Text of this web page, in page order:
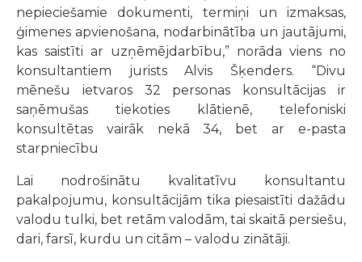
nepieciešamie dokumenti, termiņi un izmaksas,
ģimenes apvienošana, nodarbinātība un jautājumi,
kas saistīti ar uzņēmējdarbību,” norāda viens no
konsultantiem jurists Alvis Šķenders. “Divu
mēnešu ietvaros 32 personas konsultācijas ir
saņēmušas tiekoties klātienē, telefoniski
konsultētas vairāk nekā 34, bet ar e-pasta
starpniecību
Lai nodrošinātu kvalitatīvu konsultantu
pakalpojumu, konsultācijām tika piesaistīti dažādu
valodu tulki, bet retām valodām, tai skaitā persiešu,
dari, farsī, kurdu un citām – valodu zinātāji.